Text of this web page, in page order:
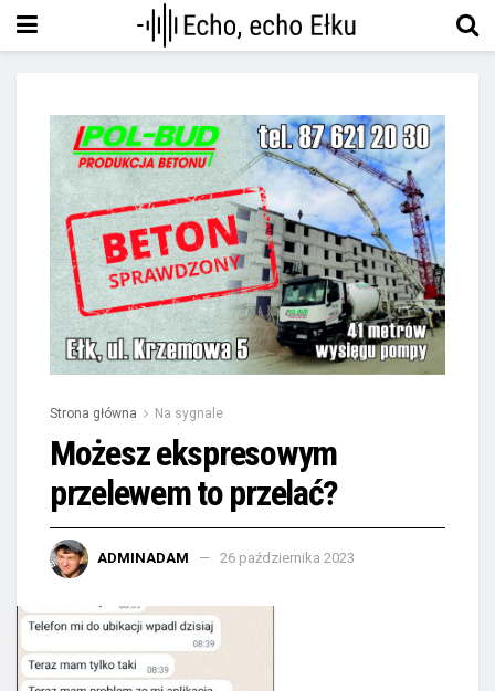
Strona główna Na sygnale
Możesz ekspresowym
przelewem to przelać?
ADMINADAM 26 października 2023